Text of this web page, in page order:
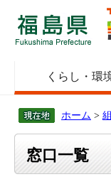
福
くらし・環
ホーム >
窓口一覧